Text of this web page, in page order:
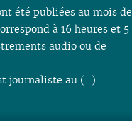
été publiées au mois de
à 16 heures et 5
audio ou de
journaliste au (…)